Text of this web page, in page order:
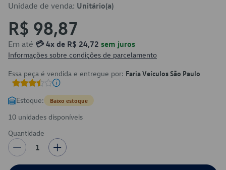
Unidade de venda: Unitário(a)
R$ 98,87
Em até 💳 4x de R$ 24,72 sem juros
Informações sobre condições de parcelamento
Essa peça é vendida e entregue por: Faria Veículos São Paulo
Estoque: Baixo estoque
10 unidades disponíveis
Quantidade
1